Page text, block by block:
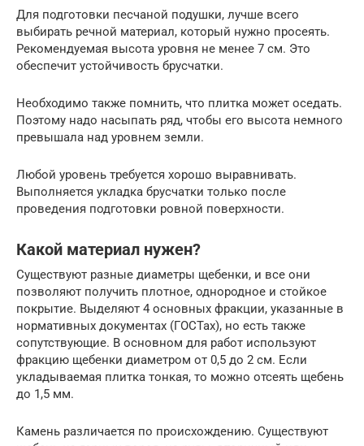
Для подготовки песчаной подушки, лучше всего
выбирать речной материал, который нужно просеять.
Рекомендуемая высота уровня не менее 7 см. Это
обеспечит устойчивость брусчатки.
Необходимо также помнить, что плитка может оседать.
Поэтому надо насыпать ряд, чтобы его высота немного
превышала над уровнем земли.
Любой уровень требуется хорошо выравнивать.
Выполняется укладка брусчатки только после
проведения подготовки ровной поверхности.
Какой материал нужен?
Существуют разные диаметры щебенки, и все они
позволяют получить плотное, однородное и стойкое
покрытие. Выделяют 4 основных фракции, указанные в
нормативных документах (ГОСТах), но есть также
сопутствующие. В основном для работ используют
фракцию щебенки диаметром от 0,5 до 2 см. Если
укладываемая плитка тонкая, то можно отсеять щебень
до 1,5 мм.
Камень различается по происхождению. Существуют